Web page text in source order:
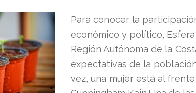
Para conocer la
económico y político,
Región Autónoma de la
expectativas de la
vez, una mujer está al